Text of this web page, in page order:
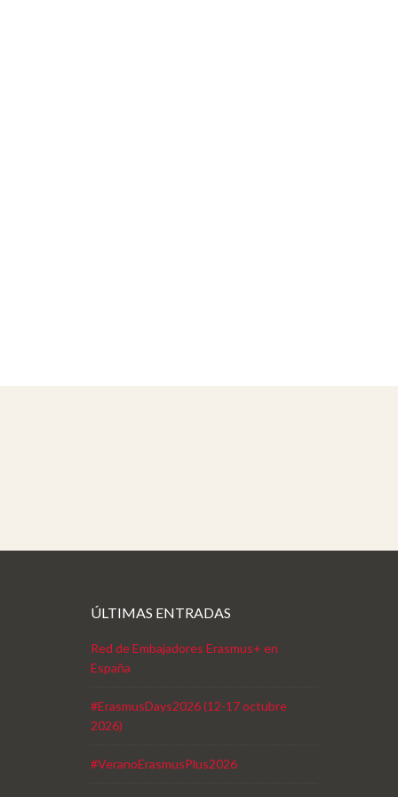
ÚLTIMAS ENTRADAS
Red de Embajadores Erasmus+ en
España
#ErasmusDays2026 (12-17 octubre
2026)
#VeranoErasmusPlus2026